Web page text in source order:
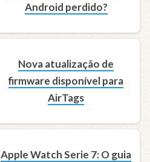
Android perdido?
Nova atualização de
firmware disponível para
AirTags
Apple Watch Serie 7: O guia